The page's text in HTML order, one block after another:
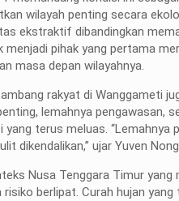
wilayah penting secara
ekstraktif dibandingkan
menjadi pihak yang pertama
masa depan wilayahnya.
rakyat di Wanggameti
lemahnya pengawasan,
yang terus meluas. “Lemahnya
dikendalikan,” ujar Yuven
Nusa Tenggara Timur
risiko berlipat. Curah hujan